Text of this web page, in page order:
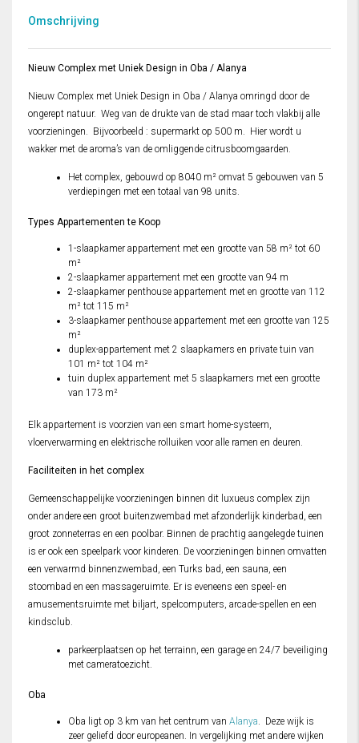
Omschrijving
Nieuw Complex met Uniek Design in Oba / Alanya
Nieuw Complex met Uniek Design in Oba / Alanya omringd door de
ongerept natuur. Weg van de drukte van de stad maar toch vlakbij alle
voorzieningen. Bijvoorbeeld : supermarkt op 500 m. Hier wordt u
wakker met de aroma’s van de omliggende citrusboomgaarden.
Het complex, gebouwd op 8040 m² omvat 5 gebouwen van 5
verdiepingen met een totaal van 98 units.
Types Appartementen te Koop
1-slaapkamer appartement met een grootte van 58 m² tot 60
m²
2-slaapkamer appartement met een grootte van 94 m
2-slaapkamer penthouse appartement met en grootte van 112
m² tot 115 m²
3-slaapkamer penthouse appartement met een grootte van 125
m²
duplex-appartement met 2 slaapkamers en private tuin van
101 m² tot 104 m²
tuin duplex appartement met 5 slaapkamers met een grootte
van 173 m²
Elk appartement is voorzien van een smart home-systeem,
vloerverwarming en elektrische rolluiken voor alle ramen en deuren.
Faciliteiten in het complex
Gemeenschappelijke voorzieningen binnen dit luxueus complex zijn
onder andere een groot buitenzwembad met afzonderlijk kinderbad, een
groot zonneterras en een poolbar. Binnen de prachtig aangelegde tuinen
is er ook een speelpark voor kinderen. De voorzieningen binnen omvatten
een verwarmd binnenzwembad, een Turks bad, een sauna, een
stoombad en een massageruimte. Er is eveneens een speel- en
amusementsruimte met biljart, spelcomputers, arcade-spellen en een
kindsclub.
parkeerplaatsen op het terrainn, een garage en 24/7 beveiliging
met cameratoezicht.
Oba
Oba ligt op 3 km van het centrum van Alanya. Deze wijk is
zeer geliefd door europeanen. In vergelijking met andere wijken